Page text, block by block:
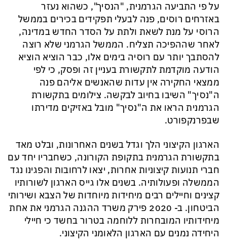
על פי התביעה הגרמנית, "הנסיך", כשהוא נעזר
באזרחים רוסים, פנה לבעלי תפקידים בכירים בממשל
הרוסי על מנת לשאת ולתת על הסדר החדש במדינה,
לאחר שההפיכה תצליח. הממשל הגרמני שלא רוצה
להסתבך יותר עם רוסיה בימים אלו, כבר הוציא הוציא
הודעה מוקדמת לתקשורת בעניין זה ופסק, כי לפי
ממצאי החקירה אין עדות שהאנשים אליהם פנה
ה"נסיך" השיבו בחיוב לבקשה. צילומים בתקשורת
הגרמנית הראו את ה"נסיך" מובל באזיקים מדירתו
שבפרנקפורט.
הארגון הקיצוני הלך וגדל בשנים האחרונות, ובלט מאד
בתקשורת הגרמנית בתקופת הקורונה, כשחבריו יחד עם
חברי תנועות קיצוניות אחרות, יצאו לרחובות והפגינו נגד
הממשלה ופעולותיה. בשנים אלו גייס הארגון לשורותיו
קצינים וחיילים רבים מיחידות מיוחדות של הצבא ושירותי
הביטחון.
ב- 2020 פירק משרד ההגנה הגרמני את אחת
מיחידותיו המובחרות ללוחמה בטרור בחשד כי חיילי
היחידה נמנים עם הארגון הלאומני הקיצוני.